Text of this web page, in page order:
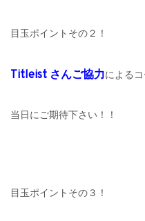
目玉ポイントその２！
Titleist さんご協力による
当日にご期待下さい！！
目玉ポイントその３！